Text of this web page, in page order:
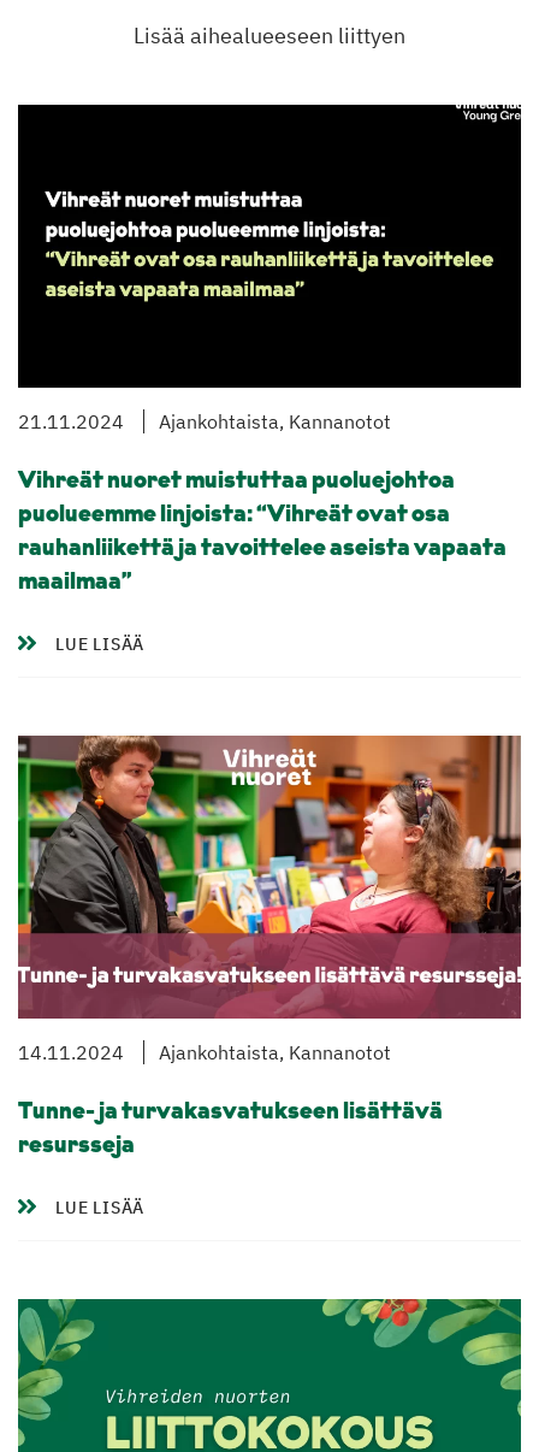
Lisää aihealueeseen liittyen
21.11.2024 Ajankohtaista, Kannanotot
Vihreät nuoret muistuttaa puoluejohtoa
puolueemme linjoista: “Vihreät ovat osa
rauhanliikettä ja tavoittelee aseista vapaata
maailmaa”
LUE LISÄÄ
14.11.2024 Ajankohtaista, Kannanotot
Tunne- ja turvakasvatukseen lisättävä
resursseja
LUE LISÄÄ